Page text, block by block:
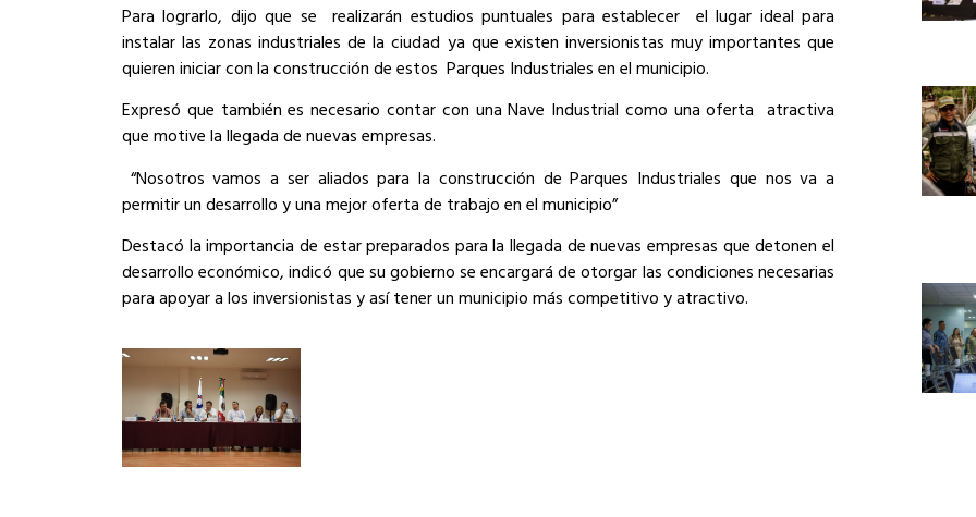
Para lograrlo, dijo que se realizarán estudios puntuales para establecer el lugar ideal para
instalar las zonas industriales de la ciudad ya que existen inversionistas muy importantes que
quieren iniciar con la construcción de estos Parques Industriales en el municipio.
Expresó que también es necesario contar con una Nave Industrial como una oferta atractiva
que motive la llegada de nuevas empresas.
“Nosotros vamos a ser aliados para la construcción de Parques Industriales que nos va a
permitir un desarrollo y una mejor oferta de trabajo en el municipio”
Destacó la importancia de estar preparados para la llegada de nuevas empresas que detonen el
desarrollo económico, indicó que su gobierno se encargará de otorgar las condiciones necesarias
para apoyar a los inversionistas y así tener un municipio más competitivo y atractivo.